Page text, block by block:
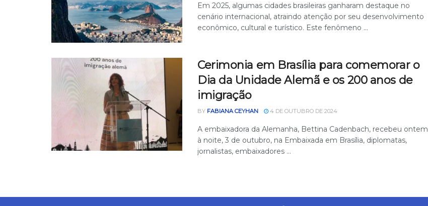
Em 2025, algumas cidades brasileiras ganharam destaque no
cenário internacional, atraindo atenção por seu desenvolvimento
econômico, cultural e turístico. Este fenômeno ...
Cerimonia em Brasília para comemorar o
Dia da Unidade Alemã e os 200 anos de
imigração
BY FABIANA CEYHAN 4 DE OUTUBRO DE 2024
A embaixadora da Alemanha, Bettina Cadenbach, recebeu ontem
à noite, 3 de outubro, na Embaixada em Brasília, diplomatas,
jornalistas, embaixadores ...